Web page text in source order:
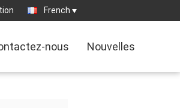
French
nous Nouvelles